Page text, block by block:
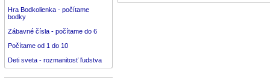
Hra Bodkolienka - počítame
bodky
Zábavné čísla - počítame do 6
Počítame od 1 do 10
Deti sveta - rozmanitosť ľudstva